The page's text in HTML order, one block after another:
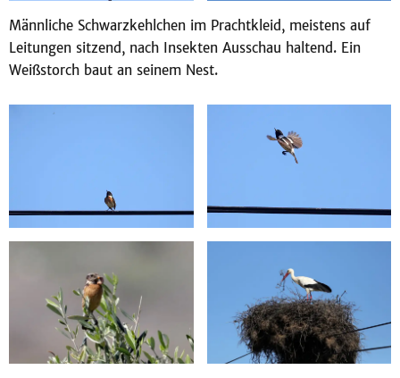
Männliche Schwarzkehlchen im Prachtkleid, meistens auf
Leitungen sitzend, nach Insekten Ausschau haltend. Ein
Weißstorch baut an seinem Nest.